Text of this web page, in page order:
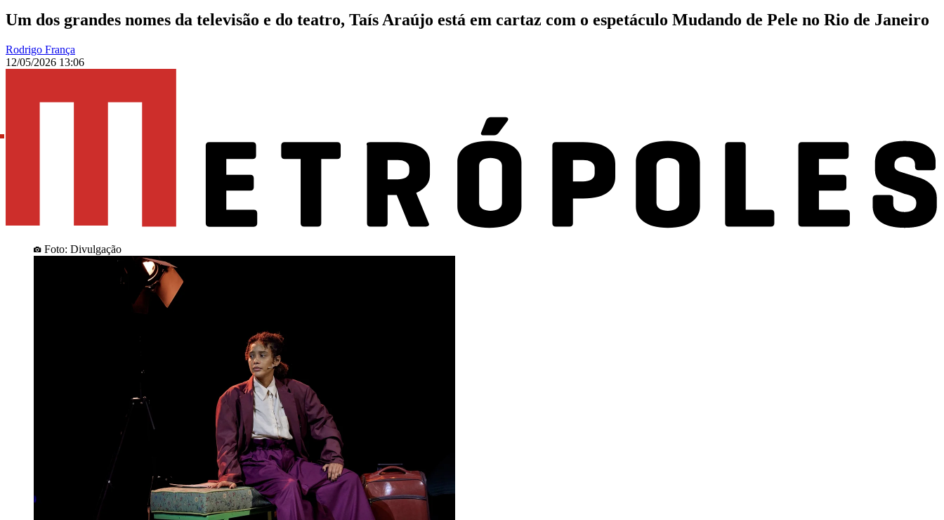
Um dos grandes nomes da televisão e do teatro, Taís Araújo está em cartaz com o espetáculo Mudando de Pele no Rio de Janeiro
Rodrigo França
12/05/2026 13:06
Foto: Divulgação